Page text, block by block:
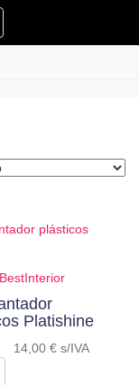
Interior
Platishine
14,00€ s/IVA